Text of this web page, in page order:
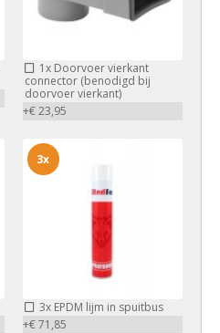
1xDoorvoer vierkant
connector (benodigd bij
doorvoer vierkant)
+€ 23,95
3xEPDM lijm in spuitbus
+€ 71,85
3x